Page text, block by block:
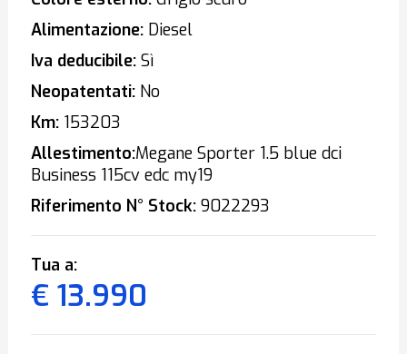
Alimentazione:Diesel
Iva deducibile:Sì
Neopatentati:No
Km:153203
Allestimento:Megane Sporter 1.5 blue dci
Business 115cv edc my19
Riferimento N° Stock:9022293
Tua a:
€ 13.990